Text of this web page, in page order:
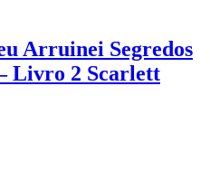
Arruinei Segredos
Livro 2 Scarlett